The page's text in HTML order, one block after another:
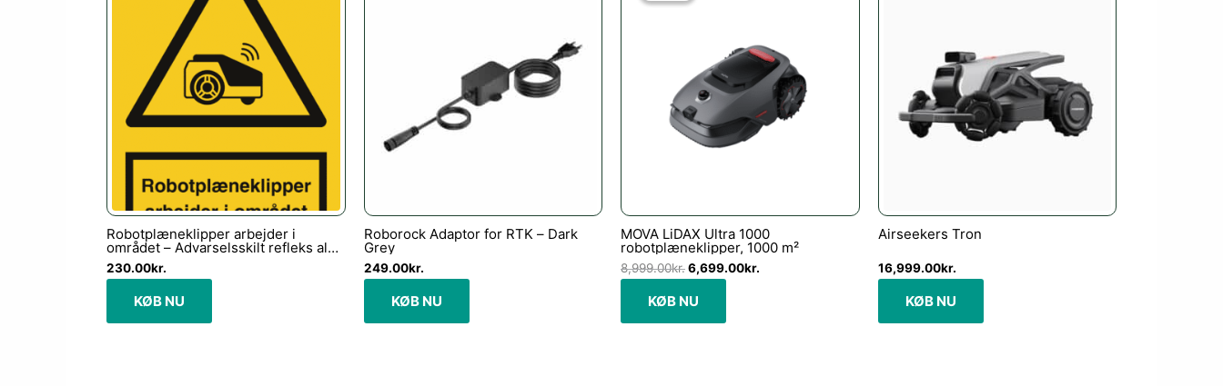
Robotplæneklipper arbejder i
området – Advarselsskilt refleks alu.
(A4) 297 x 210 mm
230.00kr.
KØB NU
Roborock Adaptor for RTK – Dark
Grey
249.00kr.
KØB NU
MOVA LiDAX Ultra 1000
robotplæneklipper, 1000 m²
8,999.00kr.6,699.00kr.
KØB NU
Airseekers Tron
16,999.00kr.
KØB NU